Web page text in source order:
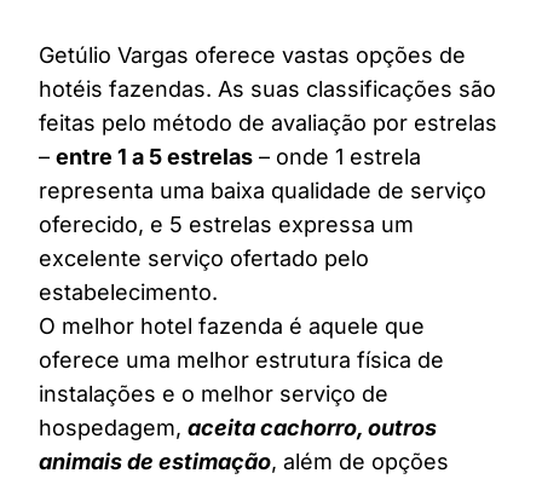
Getúlio Vargas oferece vastas opções de
hotéis fazendas. As suas classificações são
feitas pelo método de avaliação por estrelas
– entre 1 a 5 estrelas – onde 1 estrela
representa uma baixa qualidade de serviço
oferecido, e 5 estrelas expressa um
excelente serviço ofertado pelo
estabelecimento.
O melhor hotel fazenda é aquele que
oferece uma melhor estrutura física de
instalações e o melhor serviço de
hospedagem, aceita cachorro, outros
animais de estimação, além de opções